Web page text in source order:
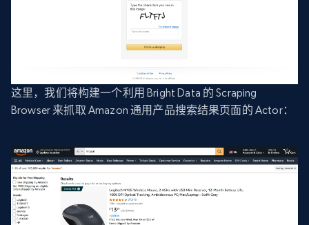
这里，我们将构建一个利用 Bright Data 的 Scraping
Browser 来抓取 Amazon 通用产品搜索结果页面的 Actor：